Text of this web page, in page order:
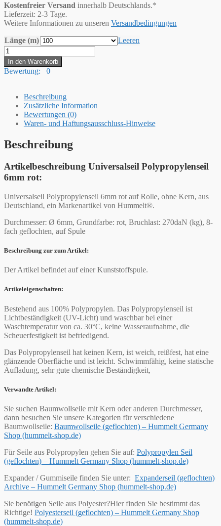
Kostenfreier Versand innerhalb Deutschlands.*
Lieferzeit: 2-3 Tage.
Weitere Informationen zu unseren Versandbedingungen
Länge (m)
Leeren
Hummelt®
Universalseil
Polypropylenseil
6mm
Menge
In den Warenkorb
Bewertung: 0
Beschreibung
Zusätzliche Information
Bewertungen (0)
Waren- und Haftungsausschluss-Hinweise
Beschreibung
Artikelbeschreibung Universalseil Polypropylenseil
6mm rot:
Universalseil Polypropylenseil 6mm rot auf Rolle, ohne Kern, aus
Deutschland, ein Markenartikel von Hummelt®.
Durchmesser: Ø 6mm, Grundfarbe: rot, Bruchlast: 270daN (kg), 8-
fach geflochten, auf Spule
Beschreibung zur zum Artikel:
Der Artikel befindet auf einer Kunststoffspule.
Artikeleigenschaften:
Bestehend aus 100% Polypropylen. Das Polypropylenseil ist
Lichtbeständigkeit (UV-Licht) und waschbar bei einer
Waschtemperatur von ca. 30°C, keine Wasseraufnahme, die
Scheuerfestigkeit ist befriedigend.
Das Polypropylenseil hat keinen Kern, ist weich, reißfest, hat eine
glänzende Oberfläche und ist leicht. Schwimmfähig, keine statische
Aufladung, sehr gute chemische Beständigkeit,
Verwandte Artikel:
Sie suchen Baumwollseile mit Kern oder anderen Durchmesser,
dann besuchen Sie unsere Kategorien für verschiedene
Baumwollseile: Baumwollseile (geflochten) – Hummelt Germany
Shop (hummelt-shop.de)
Für Seile aus Polypropylen gehen Sie auf: Polypropylen Seil
(geflochten) – Hummelt Germany Shop (hummelt-shop.de)
Expander / Gummiseile finden Sie unter: Expanderseil (geflochten)
Archive – Hummelt Germany Shop (hummelt-shop.de)
Sie benötigen Seile aus Polyester?Hier finden Sie bestimmt das
Richtige! Polyesterseil (geflochten) – Hummelt Germany Shop
(hummelt-shop.de)